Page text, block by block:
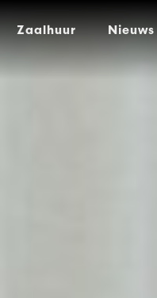
Zaalhuur Nieuws